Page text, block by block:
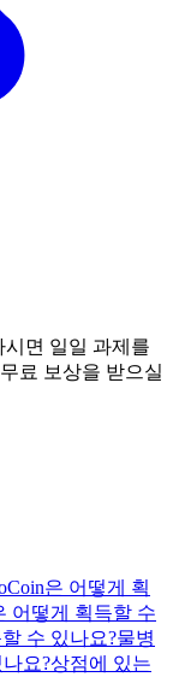
시면 일일 과제를
료 보상을 받으실
은 어떻게 획
어떻게 획득할 수
수 있나요?물병
요?상점에 있는